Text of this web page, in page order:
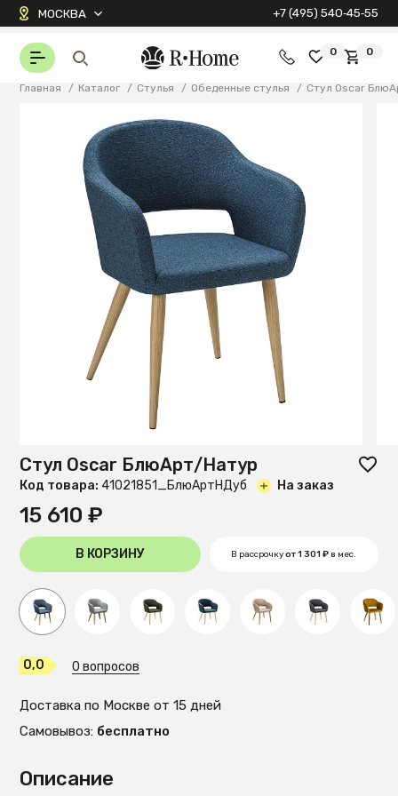
МОСКВА +7 (495) 540‑45‑55
0 0
Главная / Каталог / Стулья / Обеденные стулья / Стул Oscar
Описание
Стул Oscar БлюАрт/Натур
Код товара: 41021851_БлюАртНДуб На заказ
15 610 ₽
В КОРЗИНУ В рассрочкуот 1 301 ₽ в мес.
0,0 0 вопросов
Доставка по Москве от 15 дней
Самовывоз: бесплатно